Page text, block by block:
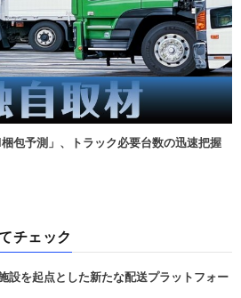
包予測」、トラック必要台数の迅速把握
チェック
を起点とした新たな配送プラットフォー